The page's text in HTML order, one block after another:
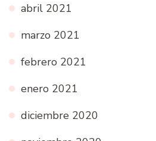
abril 2021
marzo 2021
febrero 2021
enero 2021
diciembre 2020